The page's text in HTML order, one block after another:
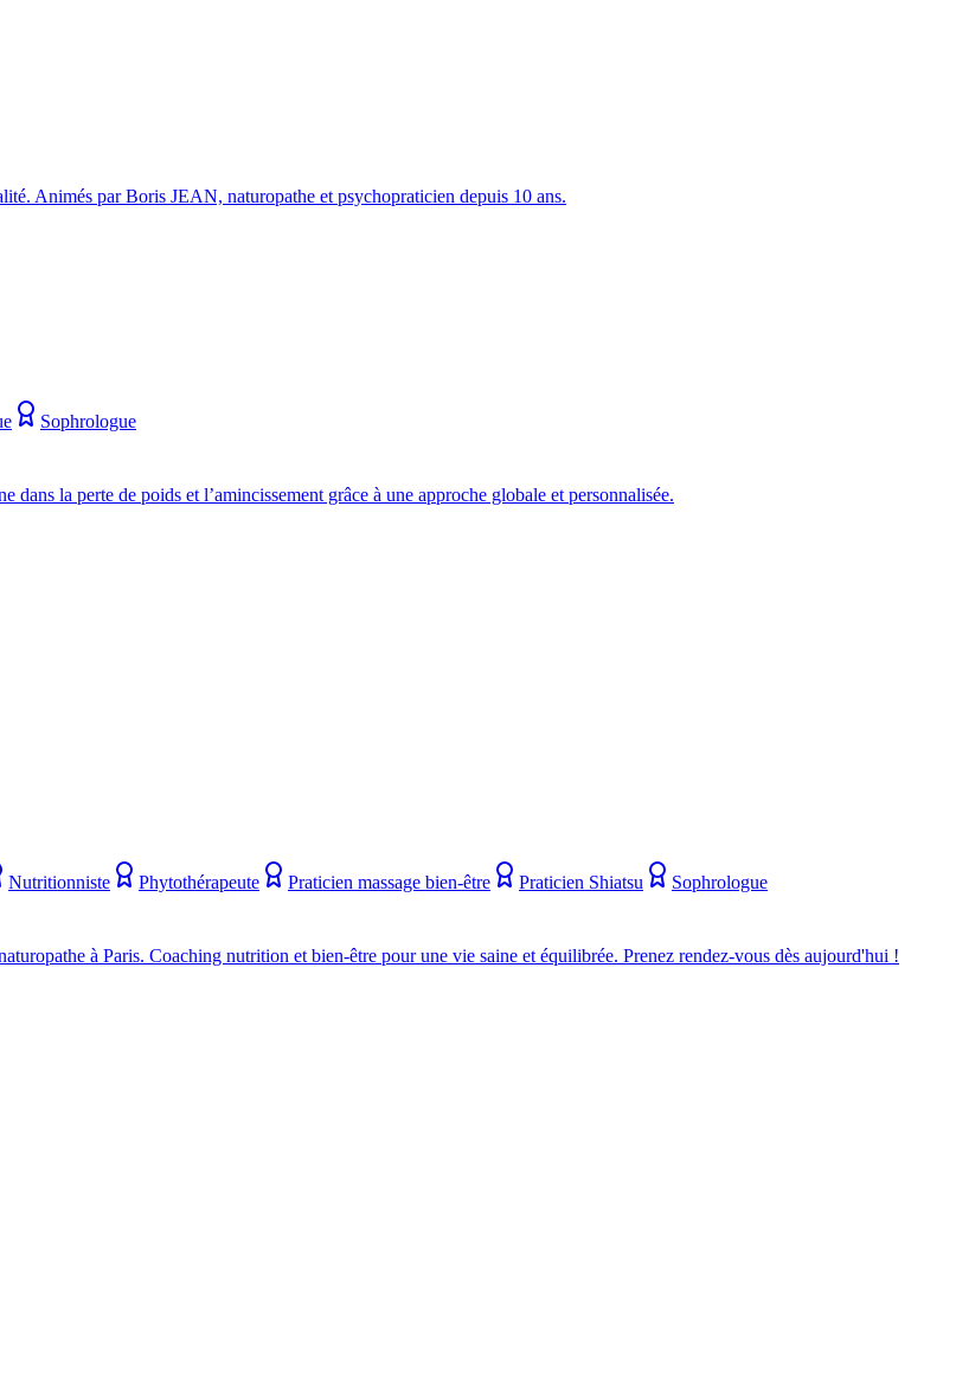
Animés par Boris JEAN, naturopathe et psychopraticien depuis 10 ans.
Sophrologue
la perte de poids et l’amincissement grâce à une approche globale et personnalisée.
Nutritionniste Phytothérapeute Praticien massage bien-être Praticien Shiatsu
Sophrologue
à Paris. Coaching nutrition et bien-être pour une vie saine et équilibrée. Prenez rendez-vous dès aujourd'hui !